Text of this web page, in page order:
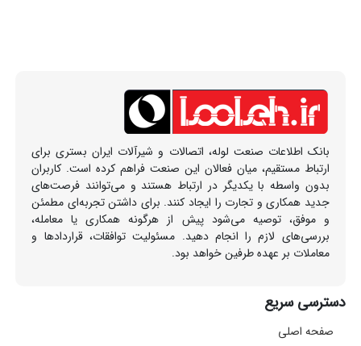
بانک اطلاعات صنعت لوله، اتصالات و شیرآلات ایران بستری برای
ارتباط مستقیم، میان فعالان این صنعت فراهم کرده است. کاربران
بدون واسطه با یکدیگر در ارتباط هستند و می‌توانند فرصت‌های
جدید همکاری و تجارت را ایجاد کنند. برای داشتن تجربه‌ای مطمئن
و موفق، توصیه می‌شود پیش از هرگونه همکاری یا معامله،
بررسی‌های لازم را انجام دهید. مسئولیت توافقات، قراردادها و
معاملات بر عهده طرفین خواهد بود.
دسترسی سریع
صفحه اصلی